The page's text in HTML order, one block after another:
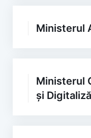
Ministerul
Ministerul
și